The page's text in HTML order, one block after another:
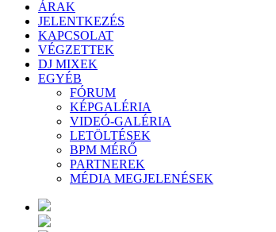
ÁRAK
JELENTKEZÉS
KAPCSOLAT
VÉGZETTEK
DJ MIXEK
EGYÉB
FÓRUM
KÉPGALÉRIA
VIDEÓ-GALÉRIA
LETÖLTÉSEK
BPM MÉRŐ
PARTNEREK
MÉDIA MEGJELENÉSEK